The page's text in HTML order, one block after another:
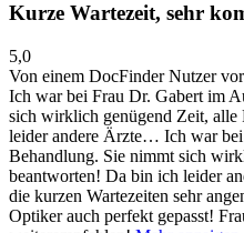
Kurze Wartezeit, sehr
5,0
Von einem DocFinder Nutzer
Ich war bei Frau Dr. Gabert im
sich wirklich genügend Zeit, alle
leider andere Ärzte… Ich war
Behandlung. Sie nimmt sich
beantworten! Da bin ich leider
die kurzen Wartezeiten sehr
Optiker auch perfekt gepasst!